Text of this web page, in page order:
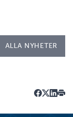
praktik, även
ALLA NYHETER